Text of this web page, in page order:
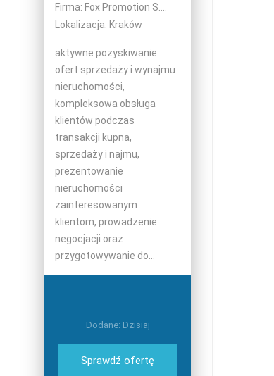
Lokalizacja: Kraków
aktywne pozyskiwanie
ofert sprzedaży i wynajmu
nieruchomości,
kompleksowa obsługa
klientów podczas
transakcji kupna,
sprzedaży i najmu,
prezentowanie
nieruchomości
zainteresowanym
klientom, prowadzenie
negocjacji oraz
przygotowywanie do...
Dodane: Dzisiaj
Sprawdź ofertę